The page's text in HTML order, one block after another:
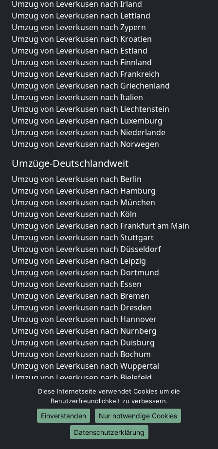
Umzug von Leverkusen nach Irland
Umzug von Leverkusen nach Lettland
Umzug von Leverkusen nach Zypern
Umzug von Leverkusen nach Kroatien
Umzug von Leverkusen nach Estland
Umzug von Leverkusen nach Finnland
Umzug von Leverkusen nach Frankreich
Umzug von Leverkusen nach Griechenland
Umzug von Leverkusen nach Italien
Umzug von Leverkusen nach Liechtenstein
Umzug von Leverkusen nach Luxemburg
Umzug von Leverkusen nach Niederlande
Umzug von Leverkusen nach Norwegen
Umzüge-Deutschlandweit
Umzug von Leverkusen nach Berlin
Umzug von Leverkusen nach Hamburg
Umzug von Leverkusen nach München
Umzug von Leverkusen nach Köln
Umzug von Leverkusen nach Frankfurt am Main
Umzug von Leverkusen nach Stuttgart
Umzug von Leverkusen nach Düsseldorf
Umzug von Leverkusen nach Leipzig
Umzug von Leverkusen nach Dortmund
Umzug von Leverkusen nach Essen
Umzug von Leverkusen nach Bremen
Umzug von Leverkusen nach Dresden
Umzug von Leverkusen nach Hannover
Umzug von Leverkusen nach Nürnberg
Umzug von Leverkusen nach Duisburg
Umzug von Leverkusen nach Bochum
Umzug von Leverkusen nach Wuppertal
Umzug von Leverkusen nach Bielefeld
Umzug von Leverkusen nach Bonn
Umzug von Leverkusen nach Münster
Internationale-Umzüge
Umzug von Leverkusen nach Brasilien
Diese Internetseite verwendet Cookies um die
Benutzerfreundlichkeit zu verbessern.
Einverstanden
Nur notwendige Cookies
Datenschutzerklärung